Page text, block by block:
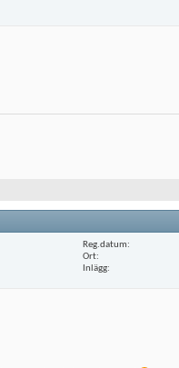
Reg.datum
Ort
Inlägg